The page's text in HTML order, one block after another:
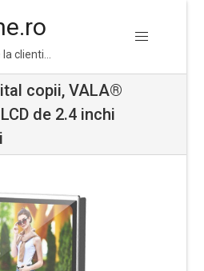
clienti…
copii, VALA®
de 2.4 inchi